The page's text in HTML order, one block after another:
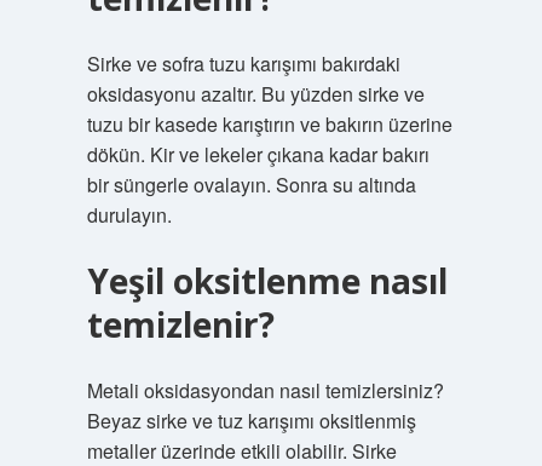
Sirke ve sofra tuzu karışımı bakırdaki
oksidasyonu azaltır. Bu yüzden sirke ve
tuzu bir kasede karıştırın ve bakırın üzerine
dökün. Kir ve lekeler çıkana kadar bakırı
bir süngerle ovalayın. Sonra su altında
durulayın.
Yeşil oksitlenme nasıl
temizlenir?
Metali oksidasyondan nasıl temizlersiniz?
Beyaz sirke ve tuz karışımı oksitlenmiş
metaller üzerinde etkili olabilir. Sirke